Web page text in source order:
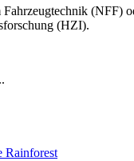
Fahrzeugtechnik (NFF)
(HZI).
Rainforest